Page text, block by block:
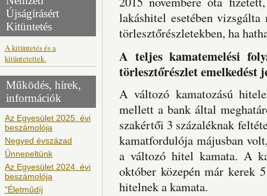
Újságírásért
Kitüntetés
A kitüntetés és a
kitüntetettek.
Működés, hírek,
információk
Az Egyesület 2025. évi
beszámolója
Negyed évszázad
Ünnepeltünk
Az Egyesület 2024. évi
beszámolója
"Életműdíj
lakáshitel esetében
törlesztőrészletekben, ha
A teljes kamatemelési
törlesztőrészlet emelkedést
A változó kamatozású
mellett a bank által
szakértői 3 százaléknak
kamatfordulója májusban
a változó hitel kamata. A
október közepén már kerek
hitelnek a kamata.